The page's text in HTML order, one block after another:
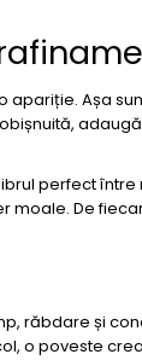
apariție. Așa
perfect între
moale. De
răbdare și
o poveste